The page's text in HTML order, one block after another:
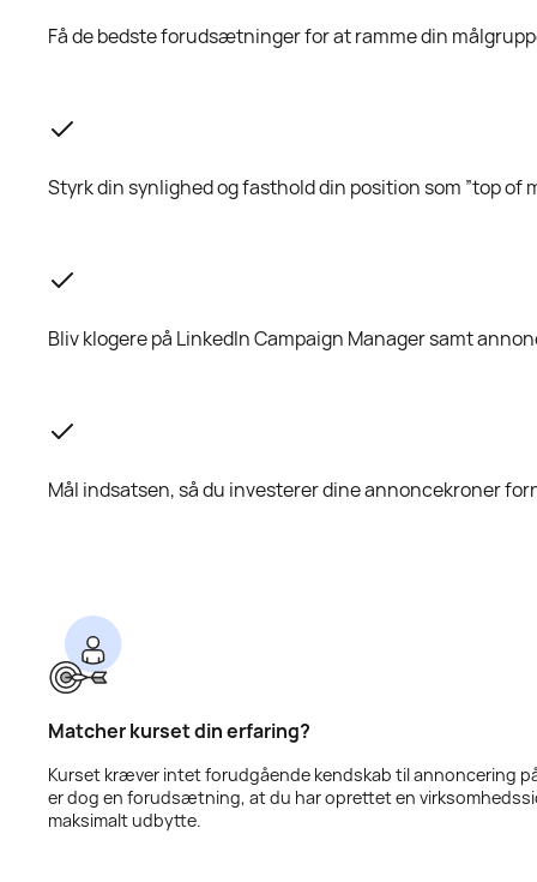
Få de bedste forudsætninger for at ramme din
Styrk din synlighed og fasthold din position som ”top
Bliv klogere på LinkedIn Campaign Manager samt
Mål indsatsen, så du investerer dine annoncekroner
Matcher kurset din erfaring?
Kurset kræver intet forudgående kendskab til annoncering
er dog en forudsætning, at du har oprettet en
maksimalt udbytte.